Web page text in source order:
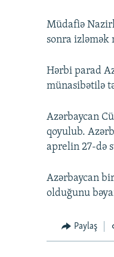
Müdafiə
sonra izləmək
Hərbi parad
münasibətilə
Azərbaycan
qoyulub.
aprelin 27-də
Azərbaycan
olduğunu
Paylaş